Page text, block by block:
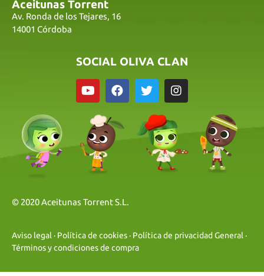
Aceitunas Torrent
Av. Ronda de los Tejares, 16
14001 Córdoba
SOCIAL OLIVA CLAN
© 2020 Aceitunas Torrent S.L.
Aviso legal · Política de cookies · Política de privacidad General ·
Términos y condiciones de compra